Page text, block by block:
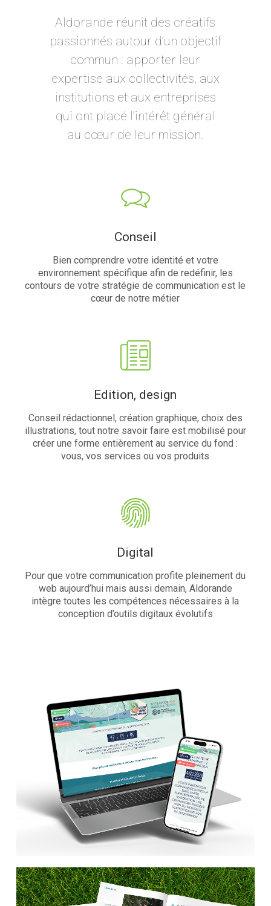
Aldorande réunit des créatifs
passionnés autour d’un objectif
commun : apporter leur
expertise aux collectivités, aux
institutions et aux entreprises
qui ont placé l’intérêt général
au cœur de leur mission.
Conseil
Bien comprendre votre identité et votre
environnement spécifique afin de redéfinir, les
contours de votre stratégie de communication est le
cœur de notre métier
Edition, design
Conseil rédactionnel, création graphique, choix des
illustrations, tout notre savoir faire est mobilisé pour
créer une forme entièrement au service du fond :
vous, vos services ou vos produits
Digital
Pour que votre communication profite pleinement du
web aujourd’hui mais aussi demain, Aldorande
intègre toutes les compétences nécessaires à la
conception d’outils digitaux évolutifs